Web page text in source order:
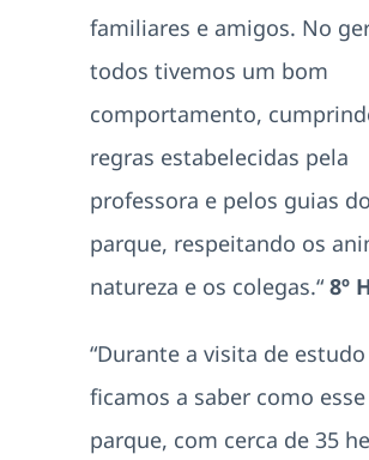
familiares e amigos. No
todos tivemos um bom
comportamento,
regras estabelecidas pela
professora e pelos guias do
parque, respeitando os
natureza e os colegas.“8º
“Durante a visita de estudo
ficamos a saber como esse
parque, com cerca de 35